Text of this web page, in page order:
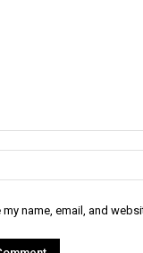
my name, email, and